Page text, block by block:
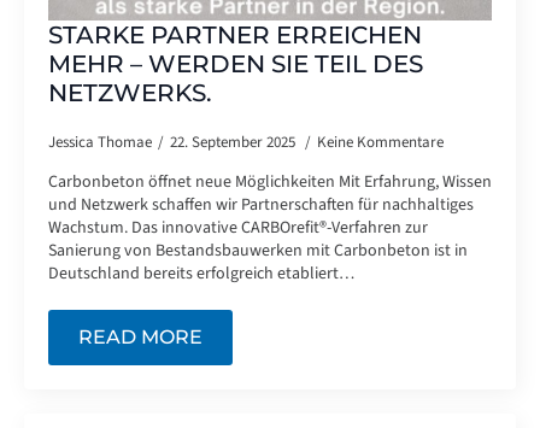
STARKE PARTNER ERREICHEN
MEHR – WERDEN SIE TEIL DES
NETZWERKS.
Jessica Thomae 22. September 2025 Keine Kommentare
Carbonbeton öffnet neue Möglichkeiten Mit Erfahrung, Wissen
und Netzwerk schaffen wir Partnerschaften für nachhaltiges
Wachstum. Das innovative CARBOrefit®-Verfahren zur
Sanierung von Bestandsbauwerken mit Carbonbeton ist in
Deutschland bereits erfolgreich etabliert…
READ MORE